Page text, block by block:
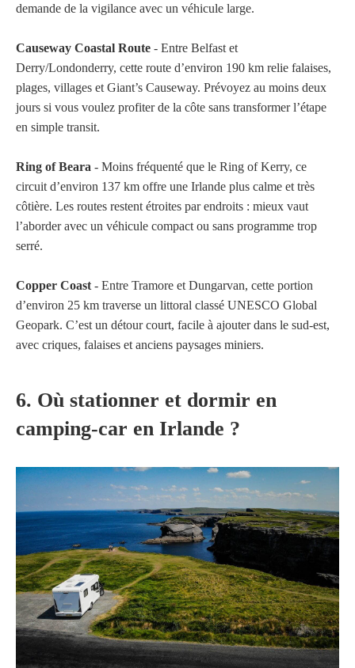
demande de la vigilance avec un véhicule large.
Causeway Coastal Route - Entre Belfast et
Derry/Londonderry, cette route d’environ 190 km relie falaises,
plages, villages et Giant’s Causeway. Prévoyez au moins deux
jours si vous voulez profiter de la côte sans transformer l’étape
en simple transit.
Ring of Beara - Moins fréquenté que le Ring of Kerry, ce
circuit d’environ 137 km offre une Irlande plus calme et très
côtière. Les routes restent étroites par endroits : mieux vaut
l’aborder avec un véhicule compact ou sans programme trop
serré.
Copper Coast - Entre Tramore et Dungarvan, cette portion
d’environ 25 km traverse un littoral classé UNESCO Global
Geopark. C’est un détour court, facile à ajouter dans le sud-est,
avec criques, falaises et anciens paysages miniers.
6. Où stationner et dormir en
camping-car en Irlande ?